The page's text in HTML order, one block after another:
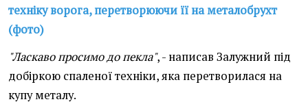
техніку ворога, перетворюючи її на металобрухт
(фото)
"Ласкаво просимо до пекла", - написав Залужний під
добіркою спаленої техніки, яка перетворилася на
купу металу.